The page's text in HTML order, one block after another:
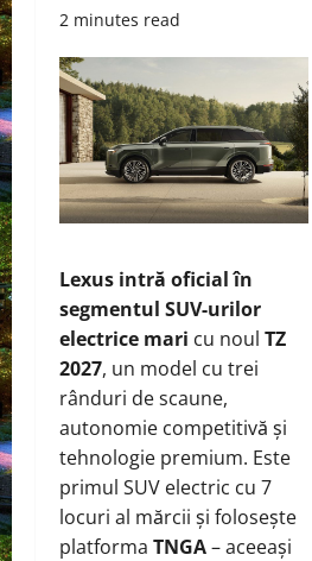
2 minutes read
Lexus intră oficial în
segmentul SUV‑urilor
electrice mari cu noul TZ
2027, un model cu trei
rânduri de scaune,
autonomie competitivă și
tehnologie premium. Este
primul SUV electric cu 7
locuri al mărcii și folosește
platforma TNGA– aceeași